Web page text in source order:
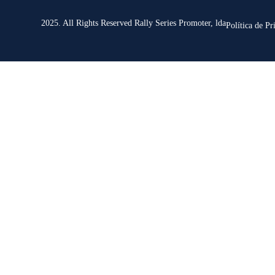
2025. All Rights Reserved Rally Series Promoter, ldaPolítica de